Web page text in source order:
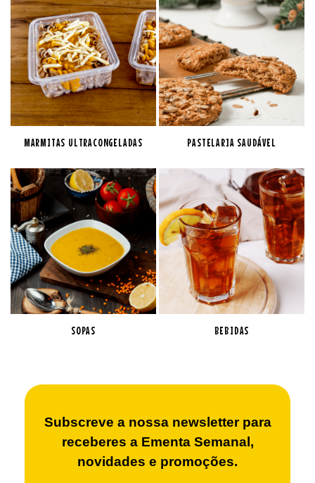
MARMITAS ULTRACONGELADAS PASTELARIA SAUDÁVEL
SOPAS BEBIDAS